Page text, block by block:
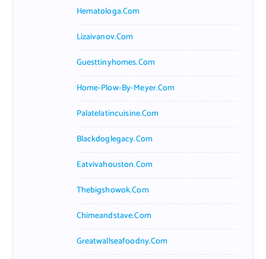
Hematologa.com
Lizaivanov.com
Guesttinyhomes.com
Home-Plow-By-Meyer.com
Palatelatincuisine.com
Blackdoglegacy.com
Eatvivahouston.com
Thebigshowok.com
Chimeandstave.com
Greatwallseafoodny.com